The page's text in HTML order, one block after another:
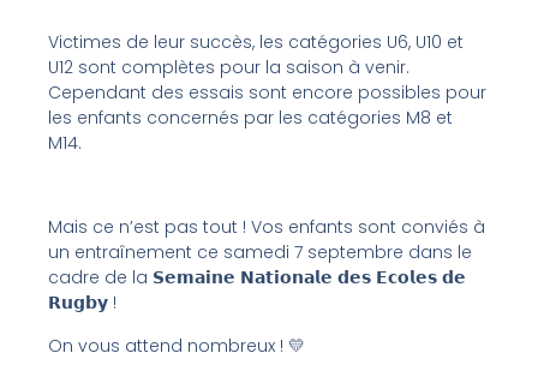
Victimes de leur succès, les catégories U6, U10 et
U12 sont complètes pour la saison à venir.
Cependant des essais sont encore possibles pour
les enfants concernés par les catégories M8 et
M14.
Mais ce n’est pas tout ! Vos enfants sont conviés à
un entraînement ce samedi 7 septembre dans le
cadre de la 𝗦𝗲𝗺𝗮𝗶𝗻𝗲 𝗡𝗮𝘁𝗶𝗼𝗻𝗮𝗹𝗲 𝗱𝗲𝘀 𝗘𝗰𝗼𝗹𝗲𝘀 𝗱𝗲
𝗥𝘂𝗴𝗯𝘆 !
On vous attend nombreux ! 💛